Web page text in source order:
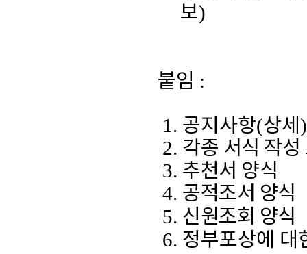
보)
붙임 :
1. 공지사항(상세 )
2. 각종 서식 작
3. 추천서 양식
4. 공적조서 양식
5. 신원조회 양식
6. 정부포상에 대